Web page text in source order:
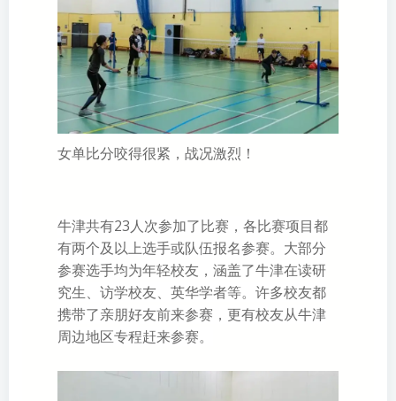
女单比分咬得很紧，战况激烈！
牛津共有23人次参加了比赛，各比赛项目都
有两个及以上选手或队伍报名参赛。大部分
参赛选手均为年轻校友，涵盖了牛津在读研
究生、访学校友、英华学者等。许多校友都
携带了亲朋好友前来参赛，更有校友从牛津
周边地区专程赶来参赛。